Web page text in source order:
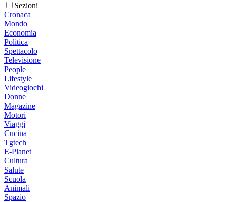
Sezioni
Cronaca
Mondo
Economia
Politica
Spettacolo
Televisione
People
Lifestyle
Videogiochi
Donne
Magazine
Motori
Viaggi
Cucina
Tgtech
E-Planet
Cultura
Salute
Scuola
Animali
Spazio